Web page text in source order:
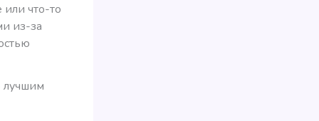
что-то
из-за
лучшим